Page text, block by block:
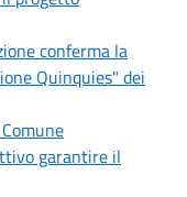
conferma la
Quinquies" dei
garantire il